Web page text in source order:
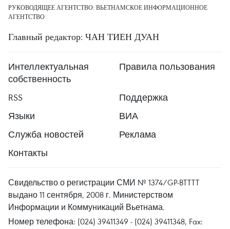
РУКОВОДЯЩЕЕ АГЕНТСТВО: ВЬЕТНАМСКОЕ ИНФОРМАЦИОННОЕ
АГЕНТСТВО
Главный редактор: ЧАН ТИЕН ДУАН
Интеллектуальная
собственность
Правила пользования
RSS
Поддержка
Языки
ВИА
Служба новостей
Реклама
Контакты
Свидельство о регистрации СМИ № 1374/GP-BTTTT
выдано 11 сентября, 2008 г. Министерством
Информации и Коммуникаций Вьетнама.
Номер телефона: (024) 39411349 - (024) 39411348, Fax: